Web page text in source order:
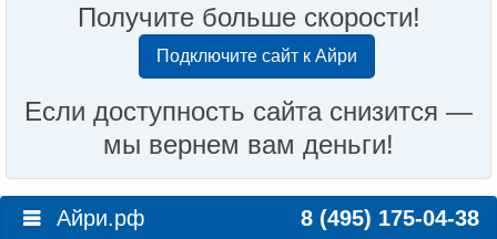
Получите больше скорости!
Подключите сайт к Айри
Если доступность сайта снизится —
мы вернем вам деньги!
Айри.рф 8 (495) 175-04-38